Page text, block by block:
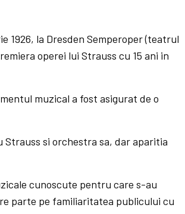
1926, la Dresden Semperoper (teatrul
operei lui Strauss cu 15 ani in
muzical a fost asigurat de o
si orchestra sa, dar aparitia
cunoscute pentru care s-au
parte pe familiaritatea publicului cu